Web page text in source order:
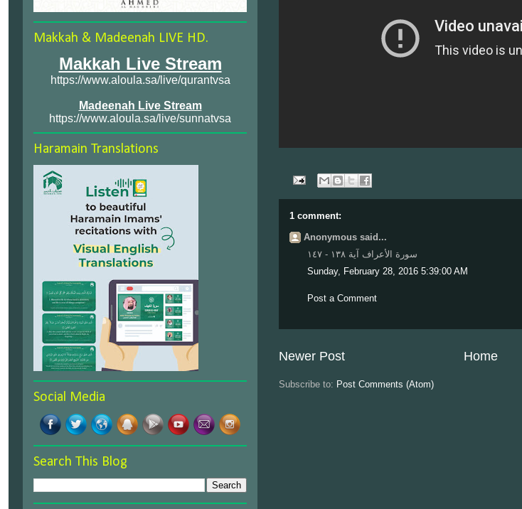
1 comment:
Anonymous said...
سورة الأعراف آية ١٣٨ - ١٤٧
Sunday, February 28, 2016 5:39:00 AM
Post a Comment
Newer Post Home
Subscribe to: Post Comments (Atom)
Makkah & Madeenah LIVE HD.
Makkah Live Stream
https://www.aloula.sa/live/qurantvsa
Madeenah Live Stream
https://www.aloula.sa/live/sunnatvsa
Haramain Translations
Social Media
Search This Blog